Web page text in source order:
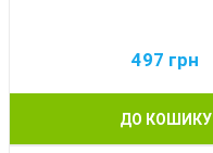
497 грн
ДО КОШИКУ